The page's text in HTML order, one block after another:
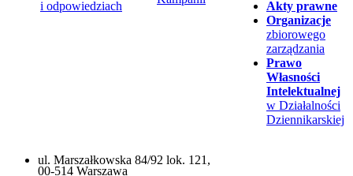
i odpowiedziach
Akty prawne
Organizacje
zbiorowego
zarządzania
Prawo
Własności
Intelektualnej
w Działalności
Dziennikarskiej
ul. Marszałkowska 84/92 lok. 121,
00-514 Warszawa